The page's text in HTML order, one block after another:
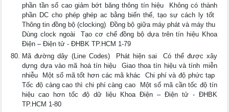
phần tần số cao giảm bớt băng thông tín hiệu  Không có thành
phần DC cho phép ghép ac bằng biến thế, tạo sự cách ly tốt 
Thông tin đồng bộ (clocking)  Đồng bộ giữa máy phát và máy thu 
Dùng clock ngoài  Tạo cơ chế đồng bộ dựa trên tín hiệu Khoa
Điện – Điện tử - ĐHBK TP.HCM 1-79
Mã đường dây (Line Codes)  Phát hiện sai  Có thể được xây
dựng dựa vào mã hoá tín hiệu  Giao thoa tín hiệu và tính miễn
nhiễu  Một số mã tốt hơn các mã khác  Chi phí và độ phức tạp 
Tốc độ càng cao thì chi phí càng cao  Một số mã cần tốc độ tín
hiệu cao hơn tốc độ dữ liệu Khoa Điện – Điện tử - ĐHBK
TP.HCM 1-80